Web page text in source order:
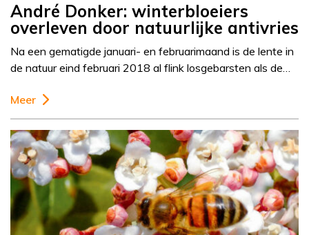
André Donker: winterbloeiers
overleven door natuurlijke antivries
Na een gematigde januari- en februarimaand is de lente in
de natuur eind februari 2018 al flink losgebarsten als de…
Meer